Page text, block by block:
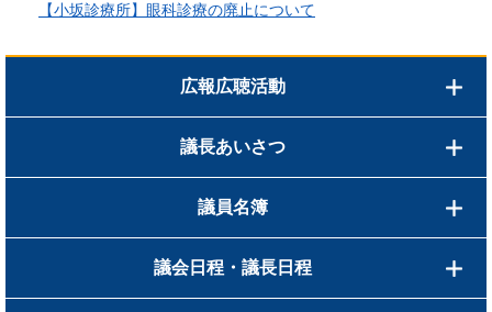
【小坂診療所】眼科診療の廃止について
広報広聴活動
議長あいさつ
議員名簿
議会日程・議長日程